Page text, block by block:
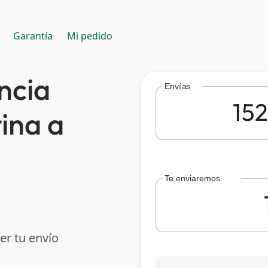
Garantía Mi pedido
a
tu envío
Envías
Te enviaremos